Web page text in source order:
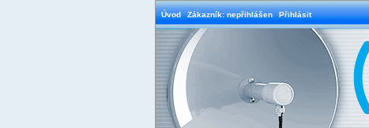
Úvod Zákazník: nepřihlášen Přihlásit